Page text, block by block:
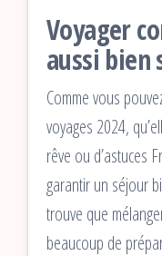
Voyager
aussi bien
Comme vous
voyages 2024,
rêve ou d’astuces
garantir un séjour
trouve que
beaucoup de